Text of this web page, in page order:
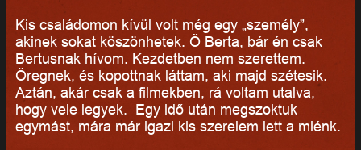
Kis családomon kívül volt még egy „személy”,
akinek sokat köszönhetek. Ő Berta, bár én csak
Bertusnak hívom. Kezdetben nem szerettem.
Öregnek, és kopottnak láttam, aki majd szétesik.
Aztán, akár csak a filmekben, rá voltam utalva,
hogy vele legyek. Egy idő után megszoktuk
egymást, mára már igazi kis szerelem lett a miénk.